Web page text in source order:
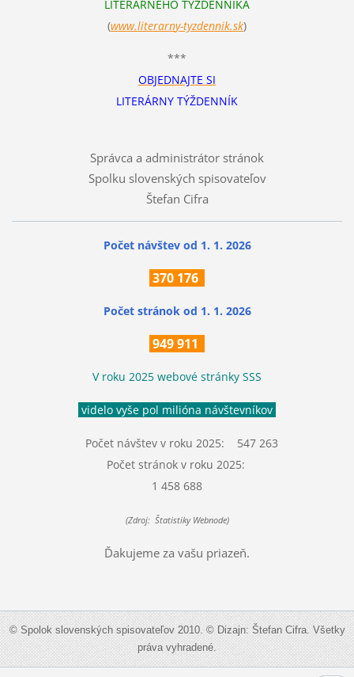
LITERÁRNEHO TÝŽDENNÍKA
(www.literarny-tyzdennik.sk)
***
OBJEDNAJTE SI
LITERÁRNY TÝŽDENNÍK
Správca a administrátor stránok
Spolku slovenských spisovateľov
Štefan Cifra
Počet návštev od 1. 1. 2026
370 176
Počet stránok od 1. 1. 2026
949 911
V roku 2025 webové stránky SSS
videlo vyše pol milióna návštevníkov
Počet návštev v roku 2025: 547 263
Počet stránok v roku 2025:
1 458 688
(Zdroj: Štatistiky Webnode)
Ďakujeme za vašu priazeň.
© Spolok slovenských spisovateľov 2010. © Dizajn: Štefan Cifra. Všetky
práva vyhradené.